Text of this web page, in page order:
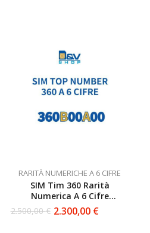
RARITÀ NUMERICHE A 6 CIFRE
SIM Tim 360 Rarità
Numerica A 6 Cifre
360B00A00 Top Number
2.500,00€
Il 2.300,00 €
Il